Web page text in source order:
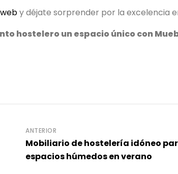
y déjate sorprender por la excelencia
hostelero un espacio único con
ANTERIOR
Mobiliario de hostelería idóneo
espacios húmedos en verano